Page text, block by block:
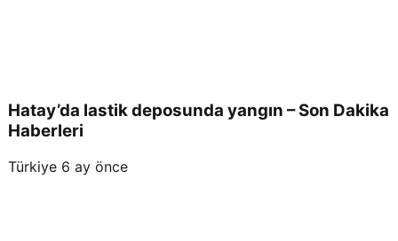
Hatay’da lastik deposunda yangın – Son Dakika
Haberleri
Türkiye 6 ay önce